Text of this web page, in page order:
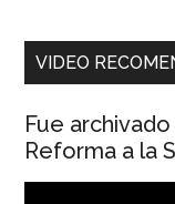
VIDEO
Fue
Reforma a la